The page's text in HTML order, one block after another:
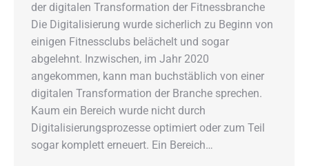
der digitalen Transformation der Fitnessbranche
Die Digitalisierung wurde sicherlich zu Beginn von
einigen Fitnessclubs belächelt und sogar
abgelehnt. Inzwischen, im Jahr 2020
angekommen, kann man buchstäblich von einer
digitalen Transformation der Branche sprechen.
Kaum ein Bereich wurde nicht durch
Digitalisierungsprozesse optimiert oder zum Teil
sogar komplett erneuert. Ein Bereich…